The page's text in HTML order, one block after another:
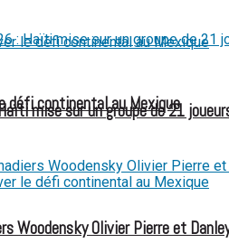
mise sur un groupe de 21
défi continental au Mexique
Woodensky Olivier Pierre et